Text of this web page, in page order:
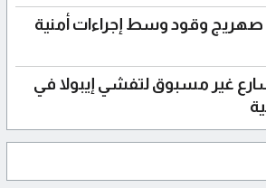
باماكو تتسلم 840 صهريج وقود وسط إجراءات أمنية
غير مسبوق لتفشي إيبولا في